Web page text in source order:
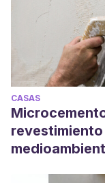
CASAS